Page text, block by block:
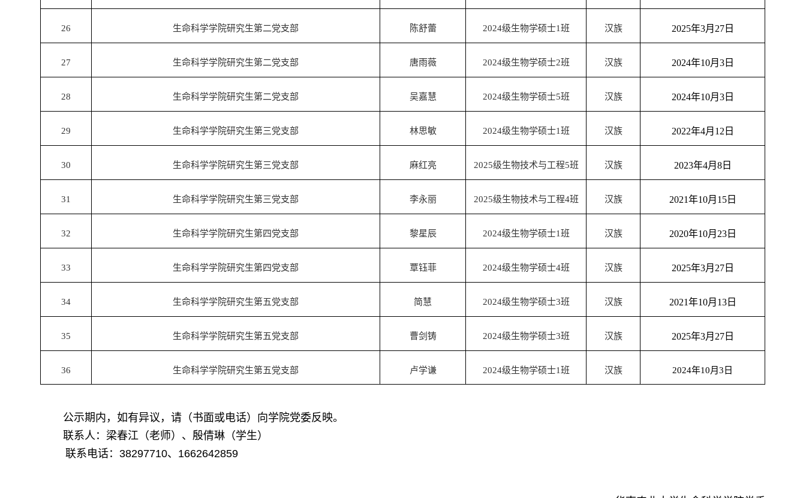
26 生命科学学院研究生第二党支部 陈舒蕾 2024级生物学硕士1班 汉族 2025年3月 27日
27 生命科学学院研究生第二党支部 唐雨薇 2024级生物学硕士2班 汉族 2024年10月 3日
28 生命科学学院研究生第二党支部 吴嘉慧 2024级生物学硕士5班 汉族 2024年10月 3日
29 生命科学学院研究生第三党支部 林思敏 2024级生物学硕士1班 汉族 2022年4月 12 日
30 生命科学学院研究生第三党支部 麻红亮 2025级生物技术与工程5班 汉族 2023年4月 8日
31 生命科学学院研究生第三党支部 李永丽 2025级生物技术与工程4班 汉族 2021年10月 15日
32 生命科学学院研究生第四党支部 黎星辰 2024级生物学硕士1班 汉族 2020年10月 23日
33 生命科学学院研究生第四党支部 覃钰菲 2024级生物学硕士4班 汉族 2025年3月 27日
34 生命科学学院研究生第五党支部 简慧 2024级生物学硕士3班 汉族 2021年10月 13日
35 生命科学学院研究生第五党支部 曹剑铸 2024级生物学硕士3班 汉族 2025年3月 27日
36 生命科学学院研究生第五党支部 卢学谦 2024级生物学硕士1班 汉族 2024年10月3 日
公示期内，如有异议，请（书面或电话）向学院党委反映。
联系人： 梁春江 （老师）、 殷倩琳（学生）
联系电话：38297710、 1662642859